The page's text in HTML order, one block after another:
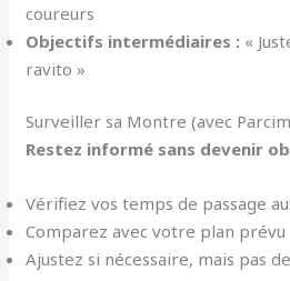
coureurs
Objectifs intermédiaires : «
ravito »
Surveiller sa Montre (avec
Restez informé sans devenir
Vérifiez vos temps de passage
Comparez avec votre plan prévu
Ajustez si nécessaire, mais pas